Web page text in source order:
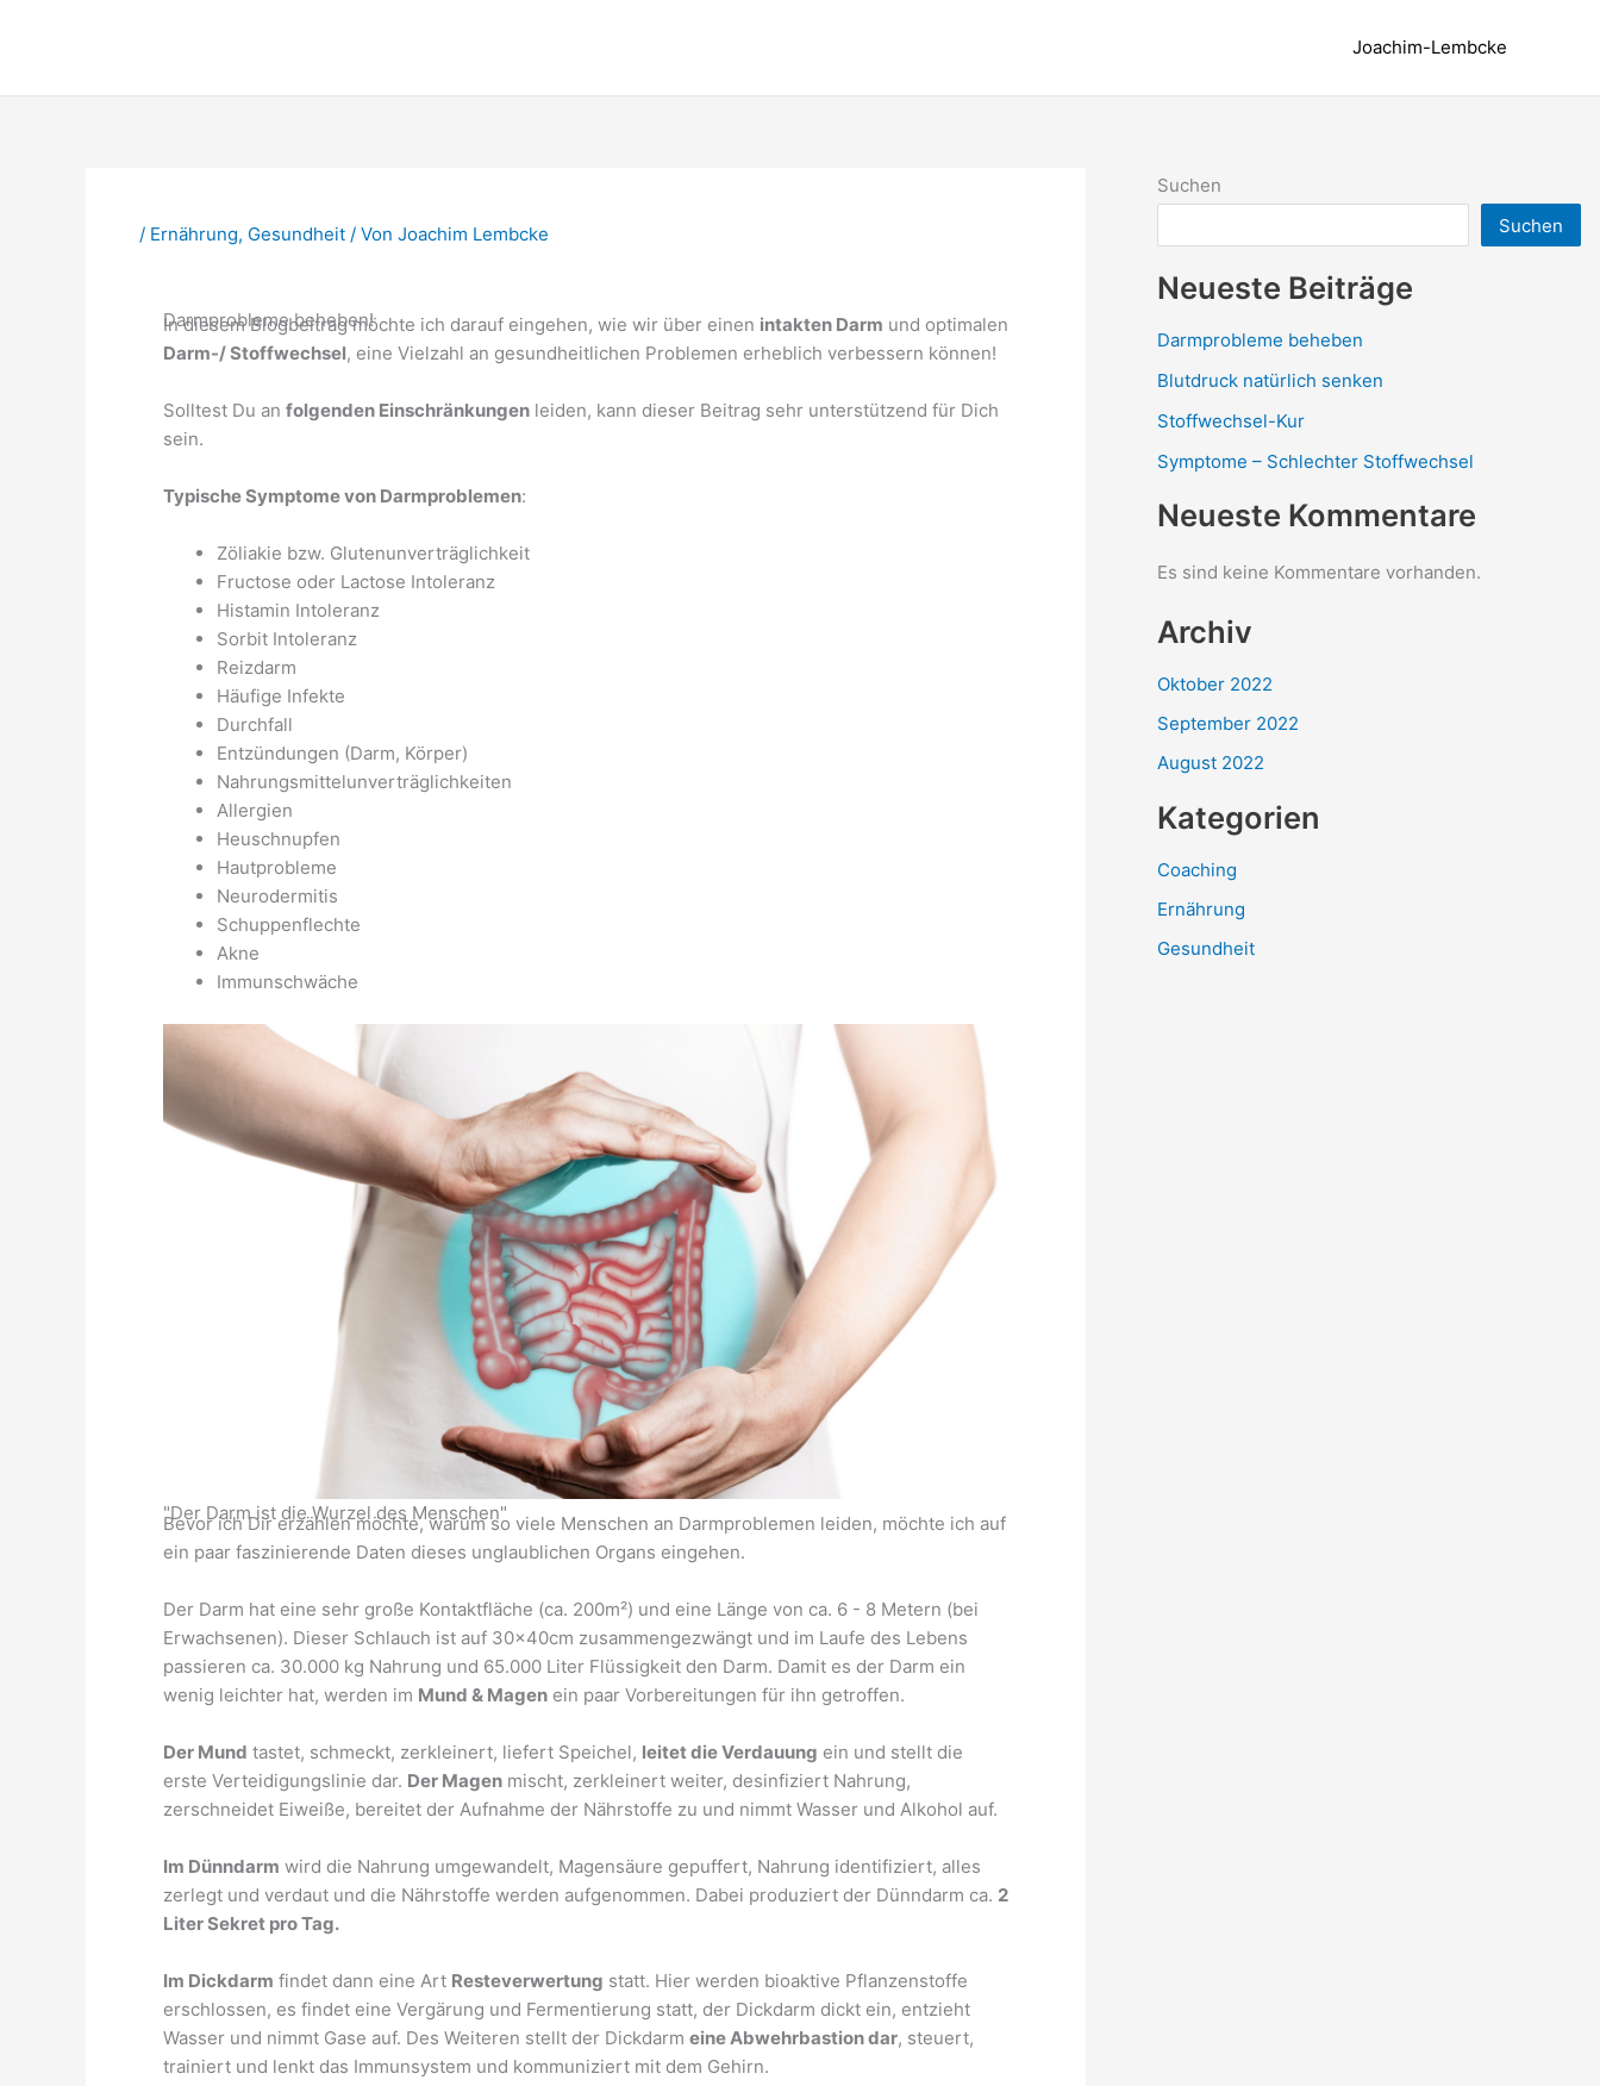
Joachim-Lembcke
/ Ernährung, Gesundheit / Von Joachim Lembcke
Darmprobleme beheben!
In diesem Blogbeitrag möchte ich darauf eingehen, wie wir über einen intakten Darm und optimalen
Darm-/ Stoffwechsel, eine Vielzahl an gesundheitlichen Problemen erheblich verbessern können!
Solltest Du an folgenden Einschränkungen leiden, kann dieser Beitrag sehr unterstützend für Dich
sein.
Typische Symptome von Darmproblemen:
Zöliakie bzw. Glutenunverträglichkeit
Fructose oder Lactose Intoleranz
Histamin Intoleranz
Sorbit Intoleranz
Reizdarm
Häufige Infekte
Durchfall
Entzündungen (Darm, Körper)
Nahrungsmittelunverträglichkeiten
Allergien
Heuschnupfen
Hautprobleme
Neurodermitis
Schuppenflechte
Akne
Immunschwäche
"Der Darm ist die Wurzel des Menschen"
Bevor ich Dir erzählen möchte, warum so viele Menschen an Darmproblemen leiden, möchte ich auf
ein paar faszinierende Daten dieses unglaublichen Organs eingehen.
Der Darm hat eine sehr große Kontaktfläche (ca. 200m²) und eine Länge von ca. 6 - 8 Metern (bei
Erwachsenen). Dieser Schlauch ist auf 30x40cm zusammengezwängt und im Laufe des Lebens
passieren ca. 30.000 kg Nahrung und 65.000 Liter Flüssigkeit den Darm. Damit es der Darm ein
wenig leichter hat, werden im Mund & Magen ein paar Vorbereitungen für ihn getroffen.
Der Mund tastet, schmeckt, zerkleinert, liefert Speichel, leitet die Verdauung ein und stellt die
erste Verteidigungslinie dar. Der Magen mischt, zerkleinert weiter, desinfiziert Nahrung,
zerschneidet Eiweiße, bereitet der Aufnahme der Nährstoffe zu und nimmt Wasser und Alkohol auf.
Im Dünndarm wird die Nahrung umgewandelt, Magensäure gepuffert, Nahrung identifiziert, alles
zerlegt und verdaut und die Nährstoffe werden aufgenommen. Dabei produziert der Dünndarm ca. 2
Liter Sekret pro Tag.
Im Dickdarm findet dann eine Art Resteverwertung statt. Hier werden bioaktive Pflanzenstoffe
erschlossen, es findet eine Vergärung und Fermentierung statt, der Dickdarm dickt ein, entzieht
Wasser und nimmt Gase auf. Des Weiteren stellt der Dickdarm eine Abwehrbastion dar, steuert,
trainiert und lenkt das Immunsystem und kommuniziert mit dem Gehirn.
Suchen
Suchen
Neueste Beiträge
Darmprobleme beheben
Blutdruck natürlich senken
Stoffwechsel-Kur
Symptome – Schlechter Stoffwechsel
Neueste Kommentare
Es sind keine Kommentare vorhanden.
Archiv
Oktober 2022
September 2022
August 2022
Kategorien
Coaching
Ernährung
Gesundheit